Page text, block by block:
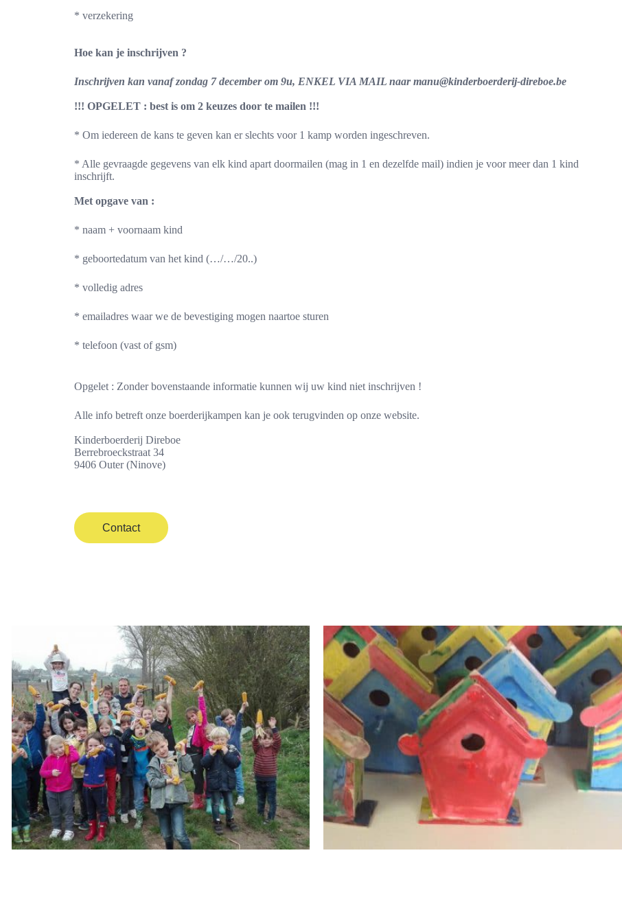
* verzekering
Hoe kan je inschrijven ?
Inschrijven kan vanaf zondag 7 december om 9u, ENKEL VIA MAIL naar manu@kinderboerderij-direboe.be
!!! OPGELET : best is om 2 keuzes door te mailen !!!
* Om iedereen de kans te geven kan er slechts voor 1 kamp worden ingeschreven.
* Alle gevraagde gegevens van elk kind apart doormailen (mag in 1 en dezelfde mail) indien je voor meer dan 1 kind
inschrijft.
Met opgave van :
* naam + voornaam kind
* geboortedatum van het kind (…/…/20..)
* volledig adres
* emailadres waar we de bevestiging mogen naartoe sturen
* telefoon (vast of gsm)
Opgelet : Zonder bovenstaande informatie kunnen wij uw kind niet inschrijven !
Alle info betreft onze boerderijkampen kan je ook terugvinden op onze website.
Kinderboerderij Direboe
Berrebroeckstraat 34
9406 Outer (Ninove)
Contact